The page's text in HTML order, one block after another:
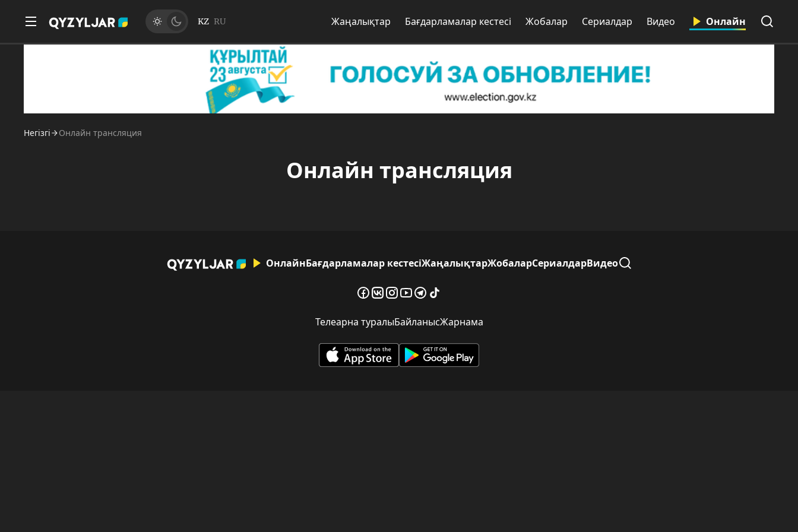
KZ RU Жаңалықтар Бағдарламалар кестесі Жобалар Сериалдар Видео Онлайн
Негізгі Онлайн трансляция
Онлайн трансляция
ОнлайнБағдарламалар кестесіЖаңалықтарЖобаларСериалдарВидео
Телеарна туралыБайланысЖарнама